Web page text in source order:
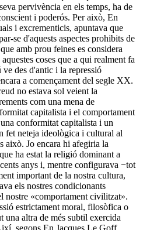
pervivència en els temps, ha de
i poderós. Per això, En
i excrementicis, apuntava que
se d'aquests aspectes prohibits de
amb prou feines es considera
coses que a qui realment fa
ve des d'antic i la repressió
a començament del segle XX.
no estava sol veient la
com una mena de
capitalista i el comportament
conformitat capitalista i un
fet neteja ideològica i cultural al
això. Jo encara hi afegiria la
ha estat la religió dominant a
anys i, mentre configurava −tot
important de la nostra cultura,
els nostres condicionants
nostre «comportament civilitzat».
estrictament moral, filosòfica o
una altra de més subtil exercida
segons En Jacques Le Goff,